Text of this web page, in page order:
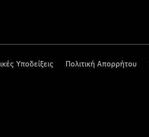
Υποδείξεις Πολιτική Απορρήτου